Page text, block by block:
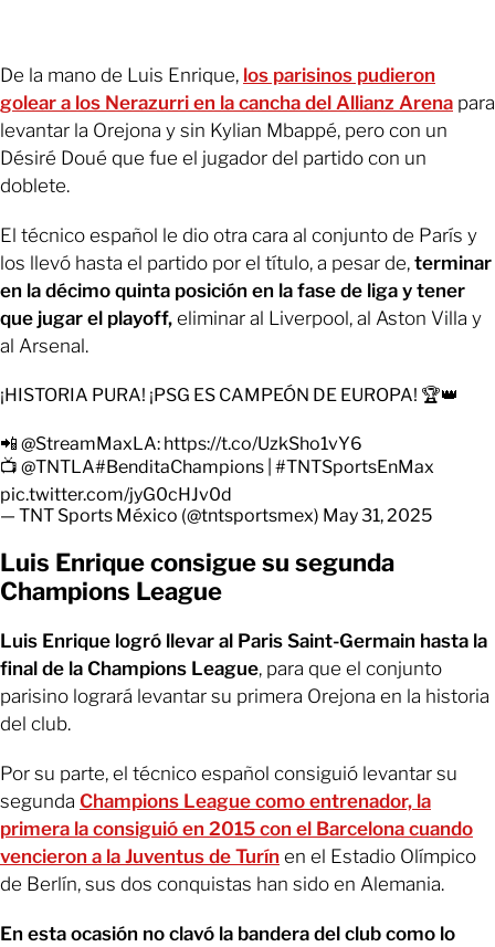
De la mano de Luis Enrique, los parisinos pudieron
golear a los Nerazurri en la cancha del Allianz Arena para
levantar la Orejona y sin Kylian Mbappé, pero con un
Désiré Doué que fue el jugador del partido con un
doblete.
El técnico español le dio otra cara al conjunto de París y
los llevó hasta el partido por el título, a pesar de, terminar
en la décimo quinta posición en la fase de liga y tener
que jugar el playoff, eliminar al Liverpool, al Aston Villa y
al Arsenal.
¡HISTORIA PURA! ¡PSG ES CAMPEÓN DE EUROPA! 🏆👑
📲 @StreamMaxLA: https://t.co/UzkSho1vY6
📺 @TNTLA#BenditaChampions #TNTSportsEnMax
pic.twitter.com/jyG0cHJv0d
— TNT Sports México (@tntsportsmex) May 31, 2025
Luis Enrique consigue su segunda
Champions League
Luis Enrique logró llevar al Paris Saint-Germain hasta la
final de la Champions League, para que el conjunto
parisino logrará levantar su primera Orejona en la historia
del club.
Por su parte, el técnico español consiguió levantar su
segunda Champions League como entrenador, la
primera la consiguió en 2015 con el Barcelona cuando
vencieron a la Juventus de Turín en el Estadio Olímpico
de Berlín, sus dos conquistas han sido en Alemania.
En esta ocasión no clavó la bandera del club como lo